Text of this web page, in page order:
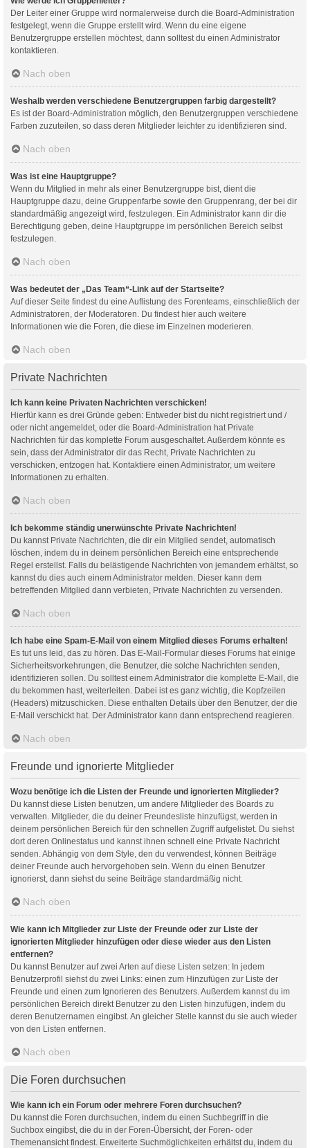
Der Leiter einer Gruppe wird normalerweise durch die Board-Administration
festgelegt, wenn die Gruppe erstellt wird. Wenn du eine eigene
Benutzergruppe erstellen möchtest, dann solltest du einen Administrator
kontaktieren.
Nach oben
Weshalb werden verschiedene Benutzergruppen farbig dargestellt?
Es ist der Board-Administration möglich, den Benutzergruppen verschiedene
Farben zuzuteilen, so dass deren Mitglieder leichter zu identifizieren sind.
Nach oben
Was ist eine Hauptgruppe?
Wenn du Mitglied in mehr als einer Benutzergruppe bist, dient die
Hauptgruppe dazu, deine Gruppenfarbe sowie den Gruppenrang, der bei dir
standardmäßig angezeigt wird, festzulegen. Ein Administrator kann dir die
Berechtigung geben, deine Hauptgruppe im persönlichen Bereich selbst
festzulegen.
Nach oben
Was bedeutet der „Das Team“-Link auf der Startseite?
Auf dieser Seite findest du eine Auflistung des Forenteams, einschließlich der
Administratoren, der Moderatoren. Du findest hier auch weitere
Informationen wie die Foren, die diese im Einzelnen moderieren.
Nach oben
Private Nachrichten
Ich kann keine Privaten Nachrichten verschicken!
Hierfür kann es drei Gründe geben: Entweder bist du nicht registriert und /
oder nicht angemeldet, oder die Board-Administration hat Private
Nachrichten für das komplette Forum ausgeschaltet. Außerdem könnte es
sein, dass der Administrator dir das Recht, Private Nachrichten zu
verschicken, entzogen hat. Kontaktiere einen Administrator, um weitere
Informationen zu erhalten.
Nach oben
Ich bekomme ständig unerwünschte Private Nachrichten!
Du kannst Private Nachrichten, die dir ein Mitglied sendet, automatisch
löschen, indem du in deinem persönlichen Bereich eine entsprechende
Regel erstellst. Falls du belästigende Nachrichten von jemandem erhältst, so
kannst du dies auch einem Administrator melden. Dieser kann dem
betreffenden Mitglied dann verbieten, Private Nachrichten zu versenden.
Nach oben
Ich habe eine Spam-E-Mail von einem Mitglied dieses Forums erhalten!
Es tut uns leid, das zu hören. Das E-Mail-Formular dieses Forums hat einige
Sicherheitsvorkehrungen, die Benutzer, die solche Nachrichten senden,
identifizieren sollen. Du solltest einem Administrator die komplette E-Mail, die
du bekommen hast, weiterleiten. Dabei ist es ganz wichtig, die Kopfzeilen
(Headers) mitzuschicken. Diese enthalten Details über den Benutzer, der die
E-Mail verschickt hat. Der Administrator kann dann entsprechend reagieren.
Nach oben
Freunde und ignorierte Mitglieder
Wozu benötige ich die Listen der Freunde und ignorierten Mitglieder?
Du kannst diese Listen benutzen, um andere Mitglieder des Boards zu
verwalten. Mitglieder, die du deiner Freundesliste hinzufügst, werden in
deinem persönlichen Bereich für den schnellen Zugriff aufgelistet. Du siehst
dort deren Onlinestatus und kannst ihnen schnell eine Private Nachricht
senden. Abhängig von dem Style, den du verwendest, können Beiträge
deiner Freunde auch hervorgehoben sein. Wenn du einen Benutzer
ignorierst, dann siehst du seine Beiträge standardmäßig nicht.
Nach oben
Wie kann ich Mitglieder zur Liste der Freunde oder zur Liste der
ignorierten Mitglieder hinzufügen oder diese wieder aus den Listen
entfernen?
Du kannst Benutzer auf zwei Arten auf diese Listen setzen: In jedem
Benutzerprofil siehst du zwei Links: einen zum Hinzufügen zur Liste der
Freunde und einen zum Ignorieren des Benutzers. Außerdem kannst du im
persönlichen Bereich direkt Benutzer zu den Listen hinzufügen, indem du
deren Benutzernamen eingibst. An gleicher Stelle kannst du sie auch wieder
von den Listen entfernen.
Nach oben
Die Foren durchsuchen
Wie kann ich ein Forum oder mehrere Foren durchsuchen?
Du kannst die Foren durchsuchen, indem du einen Suchbegriff in die
Suchbox eingibst, die du in der Foren-Übersicht, der Foren- oder
Themenansicht findest. Erweiterte Suchmöglichkeiten erhältst du, indem du